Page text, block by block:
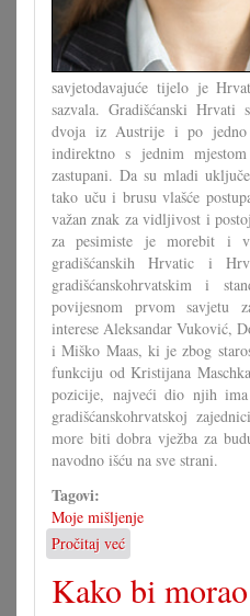
savjetodavajuće tijelo je
sazvala. Gradišćanski
dvoja iz Austrije i po
indirektno s jednim
zastupani. Da su mladi
tako uču i brusu vlašće
važan znak za vidljivost i
za pesimiste je morebit i
gradišćanskih Hrvatic i
gradišćanskohrvatskim i
povijesnom prvom savjetu
interese Aleksandar Vuković,
i Miško Maas, ki je zbog
funkciju od Kristijana
pozicije, najveći dio njih
gradišćanskohrvatskoj
more biti dobra vježba za
navodno išću na sve strani.
Tagovi:
Moje mišljenje
Pročitaj već
U
čem
more
Kako bi